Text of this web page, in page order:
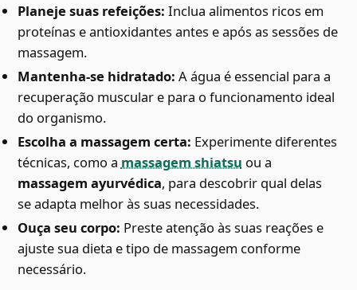
Planeje suas refeições: Inclua alimentos ricos em
proteínas e antioxidantes antes e após as sessões de
massagem.
Mantenha-se hidratado: A água é essencial para a
recuperação muscular e para o funcionamento ideal
do organismo.
Escolha a massagem certa: Experimente diferentes
técnicas, como a massagem shiatsu ou a
massagem ayurvédica, para descobrir qual delas
se adapta melhor às suas necessidades.
Ouça seu corpo: Preste atenção às suas reações e
ajuste sua dieta e tipo de massagem conforme
necessário.